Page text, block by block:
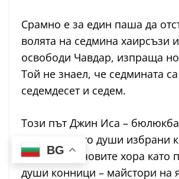
Срамно е за един паша да
волята на седмина хаирсъзи
освободи Чавдар, изпраща
Той не знаел, че седмината
седемдесет и седем.
Този път Джин Иса –
наема със сто души избрани
пръсне Лалчовите хора като
души конници – майстори на
BG